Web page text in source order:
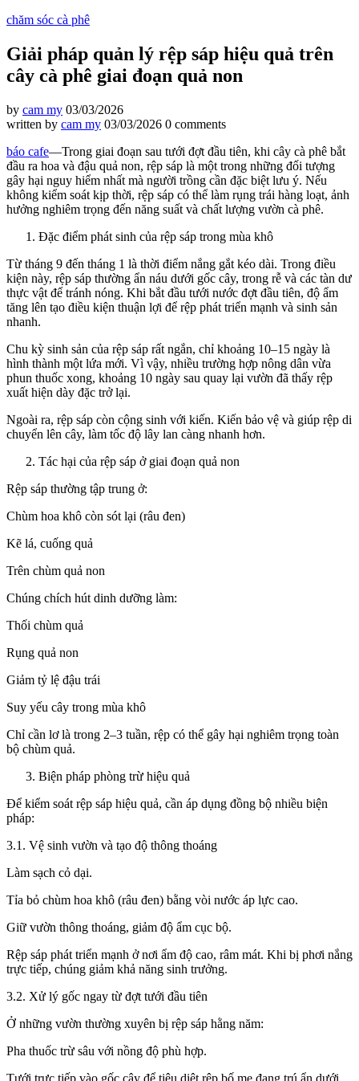
chăm sóc cà phê
Giải pháp quản lý rệp sáp hiệu quả trên
cây cà phê giai đoạn quả non
by cam my 03/03/2026
written by cam my 03/03/2026 0 comments
báo cafe—Trong giai đoạn sau tưới đợt đầu tiên, khi cây cà phê bắt
đầu ra hoa và đậu quả non, rệp sáp là một trong những đối tượng
gây hại nguy hiểm nhất mà người trồng cần đặc biệt lưu ý. Nếu
không kiểm soát kịp thời, rệp sáp có thể làm rụng trái hàng loạt, ảnh
hưởng nghiêm trọng đến năng suất và chất lượng vườn cà phê.
Đặc điểm phát sinh của rệp sáp trong mùa khô
Từ tháng 9 đến tháng 1 là thời điểm nắng gắt kéo dài. Trong điều
kiện này, rệp sáp thường ẩn náu dưới gốc cây, trong rễ và các tàn dư
thực vật để tránh nóng. Khi bắt đầu tưới nước đợt đầu tiên, độ ẩm
tăng lên tạo điều kiện thuận lợi để rệp phát triển mạnh và sinh sản
nhanh.
Chu kỳ sinh sản của rệp sáp rất ngắn, chỉ khoảng 10–15 ngày là
hình thành một lứa mới. Vì vậy, nhiều trường hợp nông dân vừa
phun thuốc xong, khoảng 10 ngày sau quay lại vườn đã thấy rệp
xuất hiện dày đặc trở lại.
Ngoài ra, rệp sáp còn cộng sinh với kiến. Kiến bảo vệ và giúp rệp di
chuyển lên cây, làm tốc độ lây lan càng nhanh hơn.
Tác hại của rệp sáp ở giai đoạn quả non
Rệp sáp thường tập trung ở:
Chùm hoa khô còn sót lại (râu đen)
Kẽ lá, cuống quả
Trên chùm quả non
Chúng chích hút dinh dưỡng làm:
Thối chùm quả
Rụng quả non
Giảm tỷ lệ đậu trái
Suy yếu cây trong mùa khô
Chỉ cần lơ là trong 2–3 tuần, rệp có thể gây hại nghiêm trọng toàn
bộ chùm quả.
Biện pháp phòng trừ hiệu quả
Để kiểm soát rệp sáp hiệu quả, cần áp dụng đồng bộ nhiều biện
pháp:
3.1. Vệ sinh vườn và tạo độ thông thoáng
Làm sạch cỏ dại.
Tỉa bỏ chùm hoa khô (râu đen) bằng vòi nước áp lực cao.
Giữ vườn thông thoáng, giảm độ ẩm cục bộ.
Rệp sáp phát triển mạnh ở nơi ẩm độ cao, râm mát. Khi bị phơi nắng
trực tiếp, chúng giảm khả năng sinh trưởng.
3.2. Xử lý gốc ngay từ đợt tưới đầu tiên
Ở những vườn thường xuyên bị rệp sáp hằng năm:
Pha thuốc trừ sâu với nồng độ phù hợp.
Tưới trực tiếp vào gốc cây để tiêu diệt rệp bố mẹ đang trú ẩn dưới